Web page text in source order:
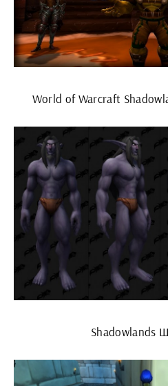
World of Warcraft
Shadowlands